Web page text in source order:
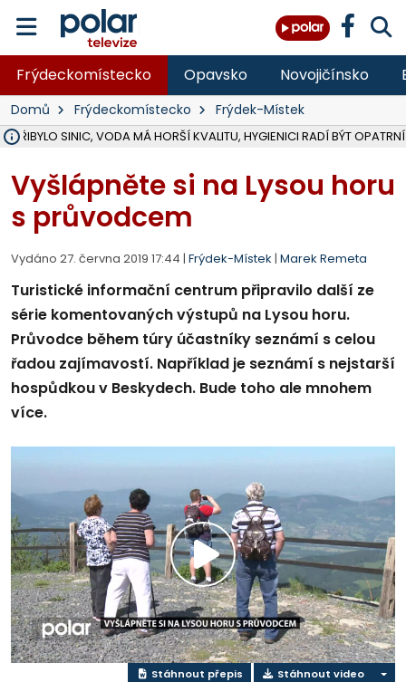
Frýdeckomístecko Opavsko Novojičínsko
Domů Frýdeckomístecko Frýdek-Místek
PŘIBYLO SINIC, VODA MÁ HORŠÍ KVALITU, HYGIENICI RADÍ BÝT OPATRNÍ
Vyšlápněte si na Lysou horu
s průvodcem
Vydáno 27. června 2019 17:44 | Frýdek-Místek | Marek Remeta
Turistické informační centrum připravilo další ze
série komentovaných výstupů na Lysou horu.
Průvodce během túry účastníky seznámí s celou
řadou zajímavostí. Například je seznámí s nejstarší
hospůdkou v Beskydech. Bude toho ale mnohem
více.
Přehrát
video
Stáhnout přepis Stáhnout video